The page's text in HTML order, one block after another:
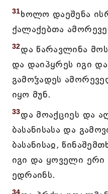
31ხოლო დაეშენა
ქალაქებთა
32და წარავლინა
და დაიპყრეს იგი
გამოჴადეს
იყო მუნ.
33და მოაქციეს და
ბასანისასა და
ბასანისაჲ,
იგი და ყოველი
ედრაინს.
34